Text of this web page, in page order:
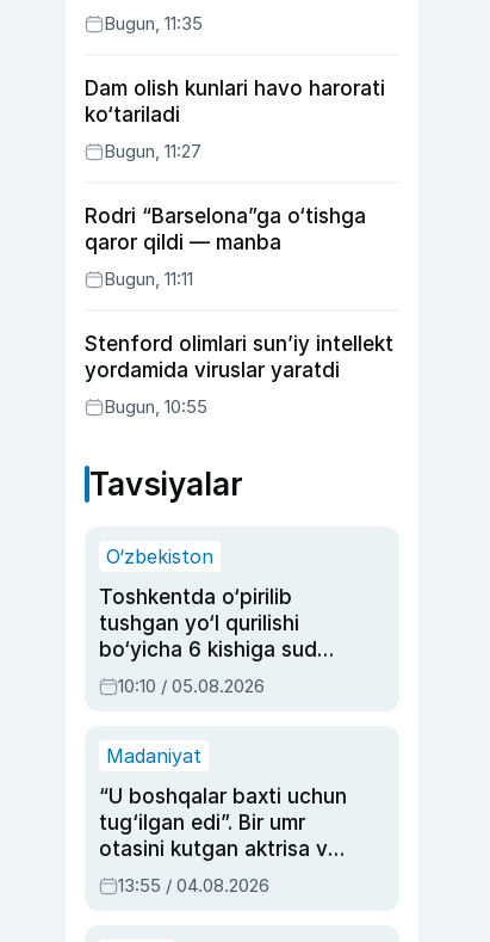
uylangan Yorqinxo‘ja Umarov
34 yoshda
Bugun, 11:35
Dam olish kunlari havo harorati
ko‘tariladi
Bugun, 11:27
Rodri “Barselona”ga o‘tishga
qaror qildi — manba
Bugun, 11:11
Stenford olimlari sun’iy intellekt
yordamida viruslar yaratdi
Bugun, 10:55
Tavsiyalar
O‘zbekiston
Toshkentda o‘pirilib
tushgan yo‘l qurilishi
bo‘yicha 6 kishiga sud
hukmi o‘qildi
10:10 / 05.08.2026
Madaniyat
“U boshqalar baxti uchun
tug‘ilgan edi”. Bir umr
otasini kutgan aktrisa va
dublyaj ustasi Rimma
Ahmedovaning
13:55 / 04.08.2026